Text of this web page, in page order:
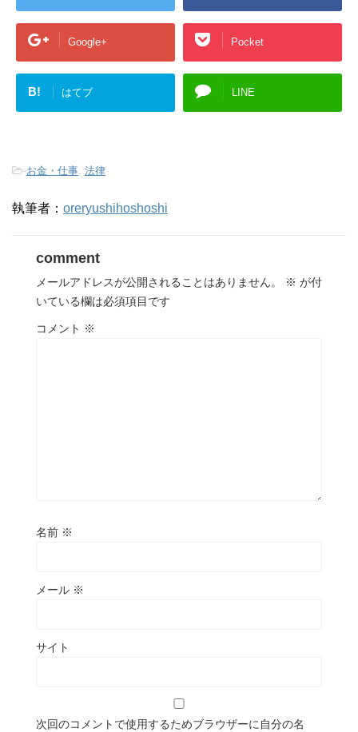
Google+ Pocket
B! はてブ LINE
-お金・仕事 法律
執筆者： oreryushihoshoshi
comment
メールアドレスが公開されることはありません。 ※ が付
いている欄は必須項目です
コメント ※
名前 ※
メール ※
サイト
次回のコメントで使用するためブラウザーに自分の名